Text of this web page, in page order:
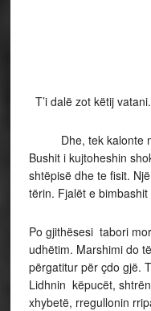
Në Paris
Po vrapon
T’i dalë zot këtij vatani.
Dhe, tek kalonte
Bushit i kujtoheshin
shtëpisë dhe te fisit.
tërin. Fjalët e
Po gjithësesi tabori
udhëtim. Marshimi do
përgatitur për çdo gjë.
Lidhnin këpucët,
xhybetë, rregullonin